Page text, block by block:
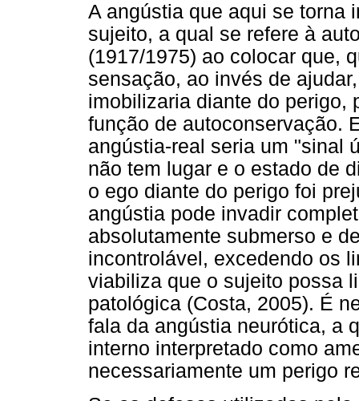
A angústia que aqui se torna
sujeito, a qual se refere à
(1917/1975) ao colocar que,
sensação, ao invés de
imobilizaria diante do perigo,
função de autoconservação.
angústia-real seria um "sinal
não tem lugar e o estado de
o ego diante do perigo foi
angústia pode invadir
absolutamente submerso e
incontrolável, excedendo os
viabiliza que o sujeito possa
patológica (Costa, 2005). É
fala da angústia neurótica, a
interno interpretado como
necessariamente um perigo